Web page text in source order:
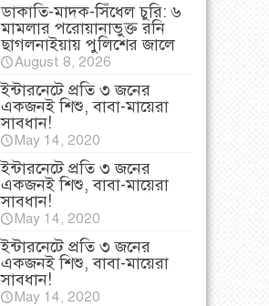
ডাকাতি-মাদক-সিঁধেল চুরি: ৬
মামলার পরোয়ানাভুক্ত রনি
ছাগলনাইয়ায় পুলিশের জালে
August 8, 2026
ইন্টারনেটে প্রতি ৩ জনের
একজনই শিশু, বাবা-মায়েরা
সাবধান!
May 14, 2020
ইন্টারনেটে প্রতি ৩ জনের
একজনই শিশু, বাবা-মায়েরা
সাবধান!
May 14, 2020
ইন্টারনেটে প্রতি ৩ জনের
একজনই শিশু, বাবা-মায়েরা
সাবধান!
May 14, 2020